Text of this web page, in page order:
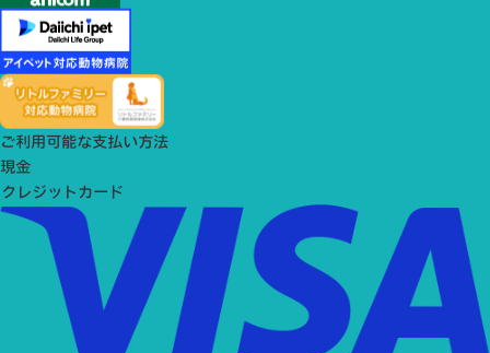
ご利用可能な支払い方法
現金
クレジットカード